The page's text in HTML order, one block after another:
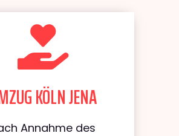
KÖLN JENA
Annahme des